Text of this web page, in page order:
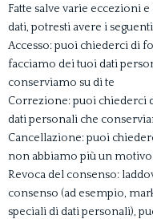
Fatte salve varie eccezioni
dati, potresti avere i
Accesso: puoi chiederci di
facciamo dei tuoi dati
conserviamo su di te
Correzione: puoi chiederci
dati personali che
Cancellazione: puoi
non abbiamo più un motivo
Revoca del consenso:
consenso (ad esempio,
speciali di dati personali),